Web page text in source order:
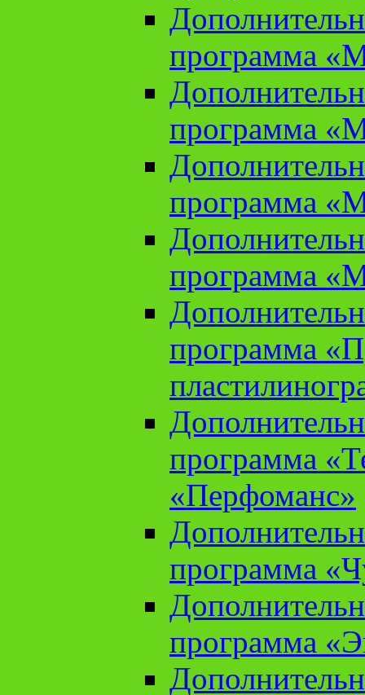
программа
программа
программа
программа
программа
программа
«Перфоманс»
программа
программа